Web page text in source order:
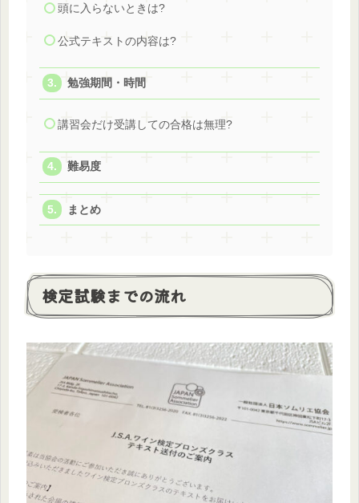
頭に入らないときは?
公式テキストの内容は?
勉強期間・時間
講習会だけ受講しての合格は無理?
難易度
まとめ
検定試験までの流れ